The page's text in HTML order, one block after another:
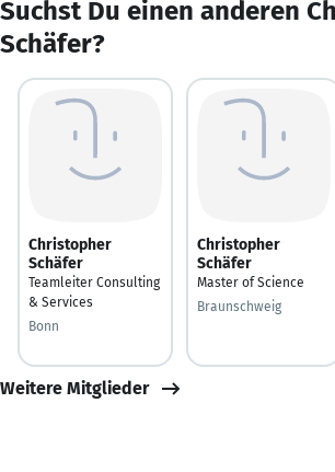
Suchst Du einen anderen
Schäfer?
Christopher
Schäfer
Teamleiter Consulting
& Services
Bonn
Christopher
Schäfer
Master of Science
Braunschweig
Weitere Mitglieder